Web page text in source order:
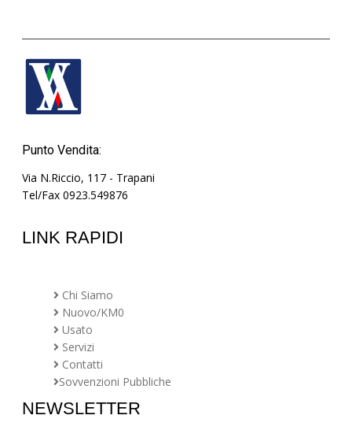
Punto Vendita:
Via N.Riccio, 117 - Trapani
Tel/Fax 0923.549876
LINK RAPIDI
Chi Siamo
Nuovo/KM0
Usato
Servizi
Contatti
Sovvenzioni Pubbliche
NEWSLETTER